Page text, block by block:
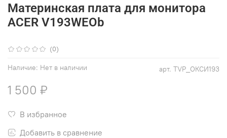
(0)
арт. TVP_ОКСИ193
Наличие: Нет в наличии
Материнская плата для монитора
ACER V193WEOb
1 500 ₽
В избранное
Добавить в сравнение